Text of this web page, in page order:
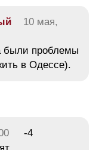
10 мая,
были проблемы
в Одессе).
-4